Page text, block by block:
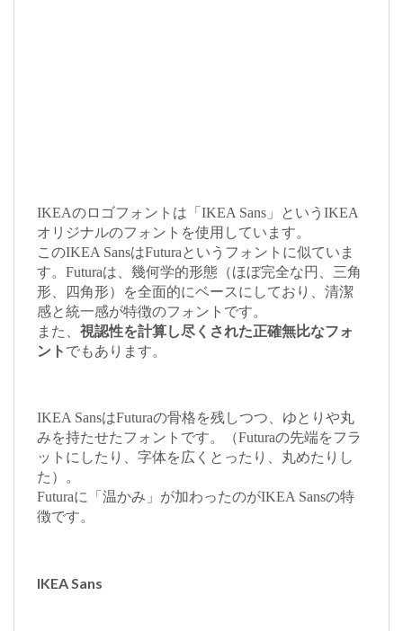
IKEAのロゴフォントは「IKEA Sans」というIKEA
オリジナルのフォントを使用しています。
このIKEA SansはFuturaというフォントに似ていま
す。Futuraは、幾何学的形態（ほぼ完全な円、三角
形、四角形）を全面的にベースにしており、清潔
感と統一感が特徴のフォントです。
また、 視認性を計算し尽くされた正確無比なフォ
ント でもあります。
IKEA SansはFuturaの骨格を残しつつ、ゆとりや丸
みを持たせたフォントです。（Futuraの先端をフラ
ットにしたり、字体を広くとったり、丸めたりし
た）。
Futuraに「温かみ」が加わったのがIKEA Sansの特
徴です。
IKEA Sans